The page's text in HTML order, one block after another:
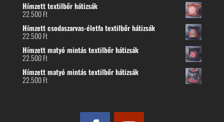
Hímzett textilbőr hátizsák
22.500Ft
Hímzett csodaszarvas-életfa textilbőr hátizsák
22.500Ft
Hímzett matyó mintás textilbőr hátizsák
22.500Ft
Hímzett matyó mintás textilbőr hátizsák
22.500Ft